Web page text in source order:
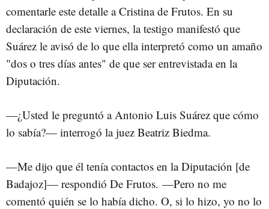
comentarle este detalle a Cristina de Frutos. En su
declaración de este viernes, la testigo manifestó que
Suárez le avisó de lo que ella interpretó como un amaño
"dos o tres días antes" de que ser entrevistada en la
Diputación.
—¿Usted le preguntó a Antonio Luis Suárez que cómo
lo sabía?— interrogó la juez Beatriz Biedma.
—Me dijo que él tenía contactos en la Diputación [de
Badajoz]— respondió De Frutos. —Pero no me
comentó quién se lo había dicho. O, si lo hizo, yo no lo